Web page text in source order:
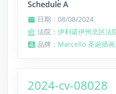
Schedule A
日期：08/08/2024
法院： 伊利诺伊州北区法
品牌： Marcello 圣诞插画
2024-cv-08028